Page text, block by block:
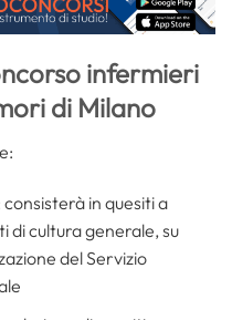
infermieri
di Milano
consisterà in quesiti a
di cultura generale, su
del Servizio